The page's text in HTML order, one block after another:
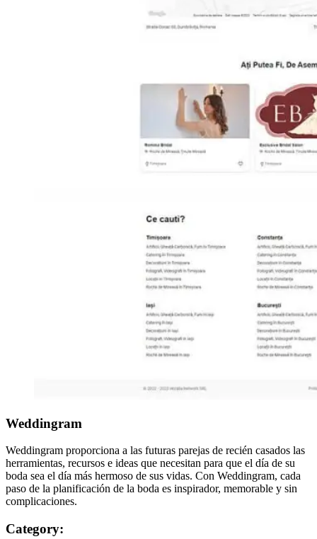
Weddingram
Weddingram proporciona a las futuras parejas de recién casados las
herramientas, recursos e ideas que necesitan para que el día de su
boda sea el día más hermoso de sus vidas. Con Weddingram, cada
paso de la planificación de la boda es inspirador, memorable y sin
complicaciones.
Category: